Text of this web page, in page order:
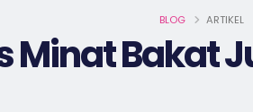
BLOG ARTIKEL
Minat Bakat